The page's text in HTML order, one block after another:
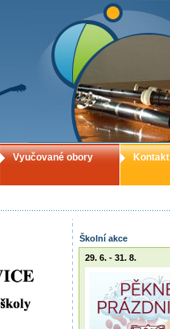
Školní akce
29. 6. - 31. 8.
Vyučované obory Kontakt